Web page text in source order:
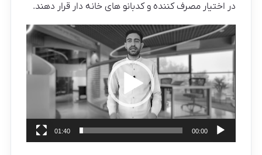
در اختیار مصرف کننده و کدبانو های خانه دار قرار دهند.
نمایشگر
ویدیو
00:00
01:40